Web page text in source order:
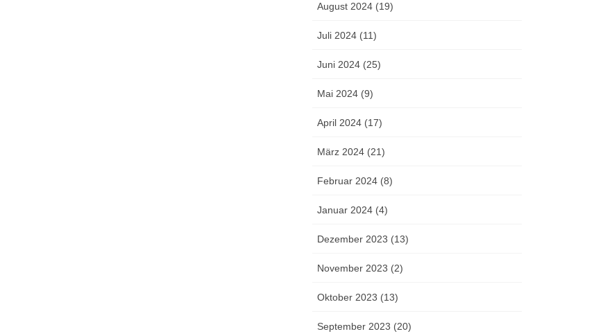
August 2024 (19)
Juli 2024 (11)
Juni 2024 (25)
Mai 2024 (9)
April 2024 (17)
März 2024 (21)
Februar 2024 (8)
Januar 2024 (4)
Dezember 2023 (13)
November 2023 (2)
Oktober 2023 (13)
September 2023 (20)